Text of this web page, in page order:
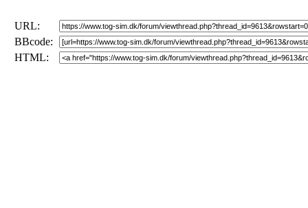
URL:
BBcode:
HTML: